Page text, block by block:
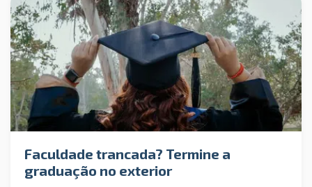
Faculdade trancada? Termine a
graduação no exterior